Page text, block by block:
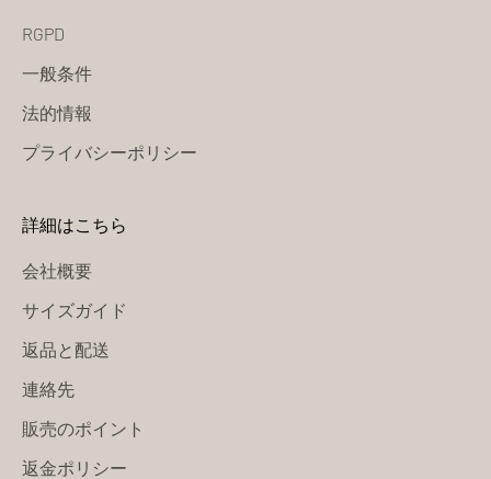
RGPD
一般条件
法的情報
プライバシーポリシー
詳細はこちら
会社概要
サイズガイド
返品と配送
連絡先
販売のポイント
返金ポリシー